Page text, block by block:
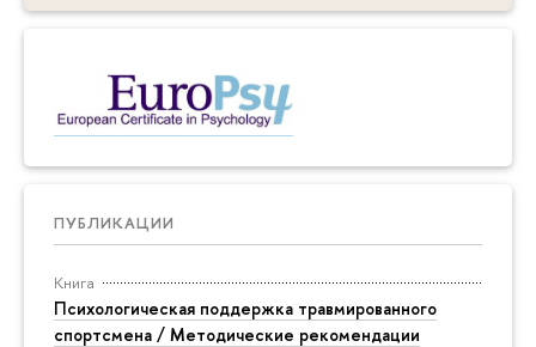
ПУБЛИКАЦИИ
Книга
Психологическая поддержка травмированного
спортсмена / Методические рекомендации